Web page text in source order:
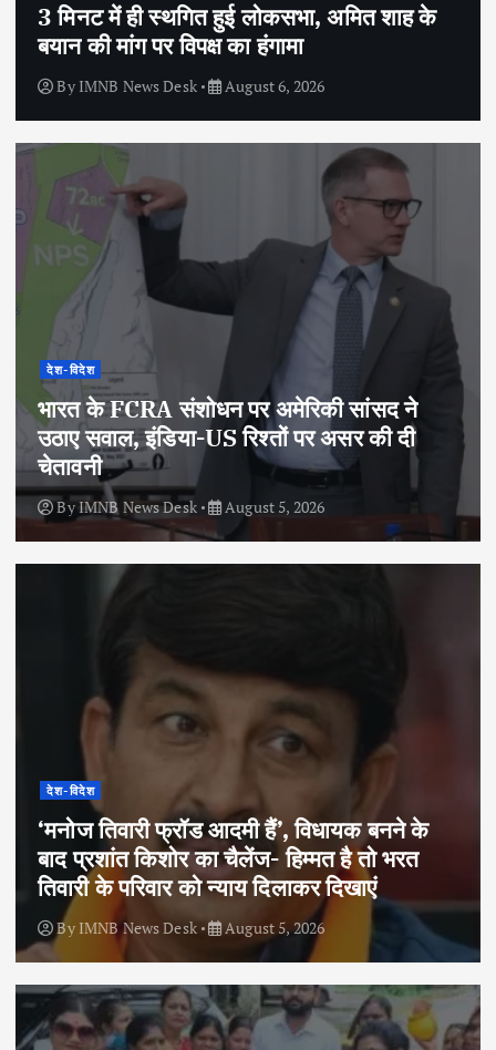
3 मिनट में ही स्थगित हुई लोकसभा, अमित शाह के
बयान की मांग पर विपक्ष का हंगामा
By IMNB News Desk August 6, 2026
देश-विदेश
भारत के FCRA संशोधन पर अमेरिकी सांसद ने
उठाए सवाल, इंडिया-US रिश्तों पर असर की दी
चेतावनी
ByIMNB News Desk August 5, 2026
देश-विदेश
‘मनोज तिवारी फ्रॉड आदमी हैं’, विधायक बनने के
बाद प्रशांत किशोर का चैलेंज- हिम्मत है तो भरत
तिवारी के परिवार को न्याय दिलाकर दिखाएं
By IMNB News Desk August 5, 2026